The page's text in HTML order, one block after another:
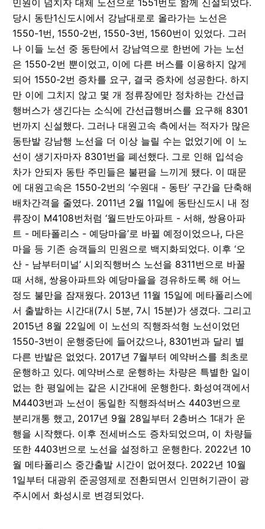
민원이 넘치자 대체 노선으로 1551번도 함께 신설되었다.
당시 동탄1신도시에서 강남대로로 올라가는 노선은
1550-1번, 1550-2번, 1550-3번, 1560번이 있었다. 그러
나 이들 노선 중 동탄에서 강남역으로 한번에 가는 노선
은 1550-2번 뿐이었고, 이에 다른 버스를 이용하지 않게
되어 1550-2번 증차를 요구, 결국 증차에 성공한다. 하지
만 이에 그치지 않고 몇 개 정류장에만 정차하는 간선급
행버스가 생긴다는 소식에 간선급행버스를 요구해 8301
번까지 신설했다. 그러나 대원고속 측에서는 적자가 많은
동탄발 강남행 노선을 더 이상 늘릴 수는 없었기에 이 노
선이 생기자마자 8301번을 폐선했다. 그로 인해 입석승
차가 안되자 동탄 주민들은 불편을 느끼게 됐다. 이 때문
에 대원고속은 1550-2번의 ‘수원대 - 동탄’ 구간을 단축해
배차간격을 줄였다. 2011년 2월 11일에 동탄신도시 내 정
류장이 M4108번처럼 ‘월드반도아파트 - 서해, 쌍용아파
트 - 메타폴리스 - 예당마을’로 바뀔 예정이었으나, 다은
마을 등 기존 승객들의 민원으로 백지화되었다. 이후 ‘오
산 - 남부터미널’ 시외직행버스 노선을 8311번으로 바꿀
때 서해, 쌍용아파트와 예당마을을 경유하도록 해 어느
정도 불만을 잠재웠다. 2013년 11월 15일에 메타폴리스에
서 출발하는 시간대(7시 5분, 7시 15분)가 생겼다. 그리고
2015년 8월 22일에 이 노선의 직행좌석형 노선이었던
1550-3번이 운행중단에 들어갔으나, 8301번과 달리 별
다른 반발은 없었다. 2017년 7월부터 예약버스를 최초로
운행하고 있다. 예약버스로 운행하는 차량은 특별한 일이
없는 한 평일에는 같은 시간대에 운행한다. 화성여객에서
M4403번과 노선이 동일한 직행좌석버스 4403번으로
분리개통 했고, 2017년 9월 28일부터 2층버스 1대가 운
행을 시작했다. 이후 전세버스도 증차되었으며, 이 차량들
또한 4403번으로 노선을 설정하고 운행한다. 2022년 10
월 메타폴리스 중간출발 시간이 없어졌다. 2022년 10월
1일부터 대광위 준공영제로 전환되면서 인면허기관이 광
주시에서 화성시로 변경되었다.